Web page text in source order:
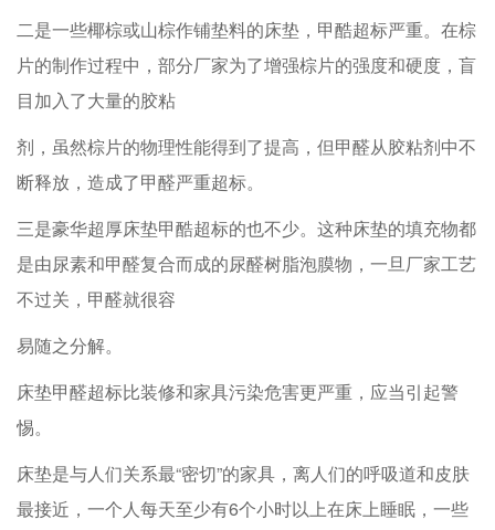
二是一些椰棕或山棕作铺垫料的床垫，甲酷超标严重。在棕
片的制作过程中，部分厂家为了增强棕片的强度和硬度，盲
目加入了大量的胶粘
剂，虽然棕片的物理性能得到了提高，但甲醛从胶粘剂中不
断释放，造成了甲醛严重超标。
三是豪华超厚床垫甲酷超标的也不少。这种床垫的填充物都
是由尿素和甲醛复合而成的尿醛树脂泡膜物，一旦厂家工艺
不过关，甲醛就很容
易随之分解。
床垫甲醛超标比装修和家具污染危害更严重，应当引起警
惕。
床垫是与人们关系最“密切”的家具，离人们的呼吸道和皮肤
最接近，一个人每天至少有6个小时以上在床上睡眠，一些